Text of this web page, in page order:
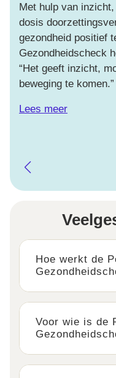
Met hulp van
dosis
gezondheid positief
Gezondheidscheck
“Het geeft inzicht,
beweging te komen.”
Lees meer
Hoe werkt de
Voor wie is de